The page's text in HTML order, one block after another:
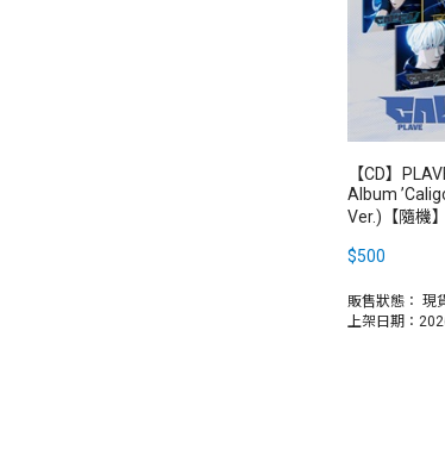
【CD】
Album
Ver.)【隨機】
$500
販售狀態： 現
上架日期：